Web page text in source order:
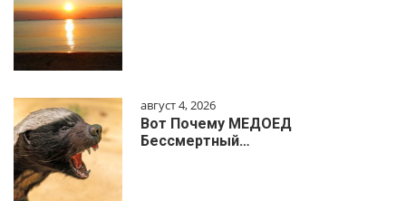
август 4, 2026
Вот Почему МЕДОЕД
Бессмертный…